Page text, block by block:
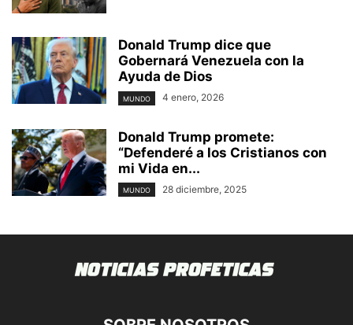
Donald Trump dice que
Gobernará Venezuela con la
Ayuda de Dios
MUNDO 4 enero, 2026
Donald Trump promete:
“Defenderé a los Cristianos con
mi Vida en...
MUNDO 28 diciembre, 2025